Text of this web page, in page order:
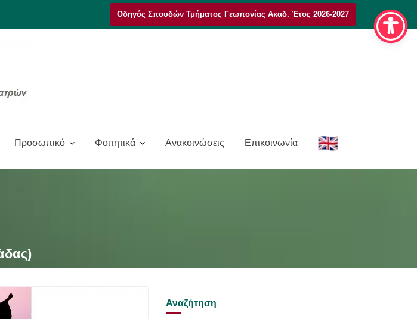
Οδηγός Σπουδών Τμήματος Γεωπονίας Ακαδ. Έτος 2026-2027
Προσωπικό Φοιτητικά Ανακοινώσεις Επικοινωνία
E
n
Αναζήτηση